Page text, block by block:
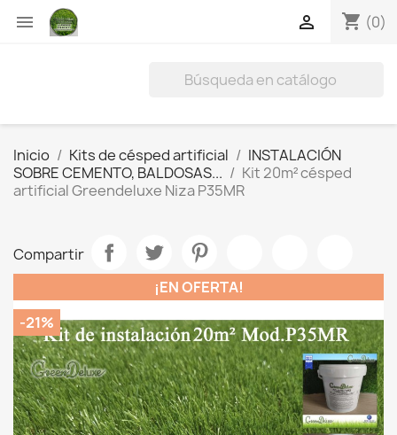
 shopping_cart (0)

Inicio Kits de césped artificial
INSTALACIÓN
SOBRE CEMENTO, BALDOSAS...
Kit 20m² césped
artificial Greendeluxe Niza P35MR
Compartir
¡EN OFERTA!
-21%